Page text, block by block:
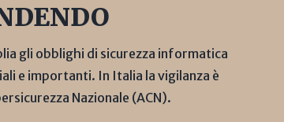
gli obblighi di sicurezza informatica
e importanti. In Italia la vigilanza è
Nazionale (ACN).